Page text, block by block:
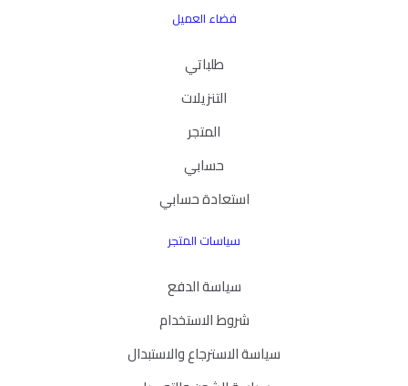
فضاء العميل
طلباتي
التنزيلات
المتجر
حسابي
استعادة حسابي
سياسات المتجر
سياسة الدفع
شروط الاستخدام
سياسة الاسترجاع والاستبدال